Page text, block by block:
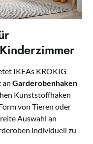
IKEAs KROKIG
anGarderobenhaken
Kunststoffhaken
von Tieren oder
Auswahl an
individuell zu